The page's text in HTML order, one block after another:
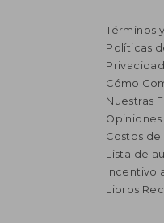
$
Términos
Políticas
Cómo
Nuestras
Costos de
Lista de
Incentivo
Libros